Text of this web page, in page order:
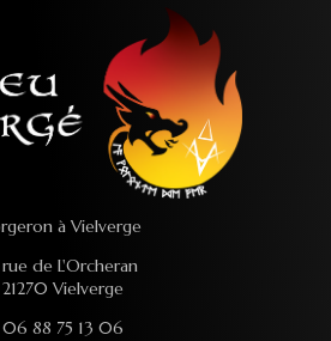
à Vielverge
de L'Orcheran
21270 Vielverge
06 88 75 13 06